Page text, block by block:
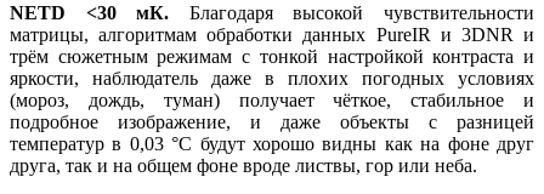
NETD <30 мК. Благодаря высокой чувствительности
матрицы, алгоритмам обработки данных PureIR и 3DNR и
трём сюжетным режимам с тонкой настройкой контраста и
яркости, наблюдатель даже в плохих погодных условиях
(мороз, дождь, туман) получает чёткое, стабильное и
подробное изображение, и даже объекты с разницей
температур в 0,03 °C будут хорошо видны как на фоне друг
друга, так и на общем фоне вроде листвы, гор или неба.